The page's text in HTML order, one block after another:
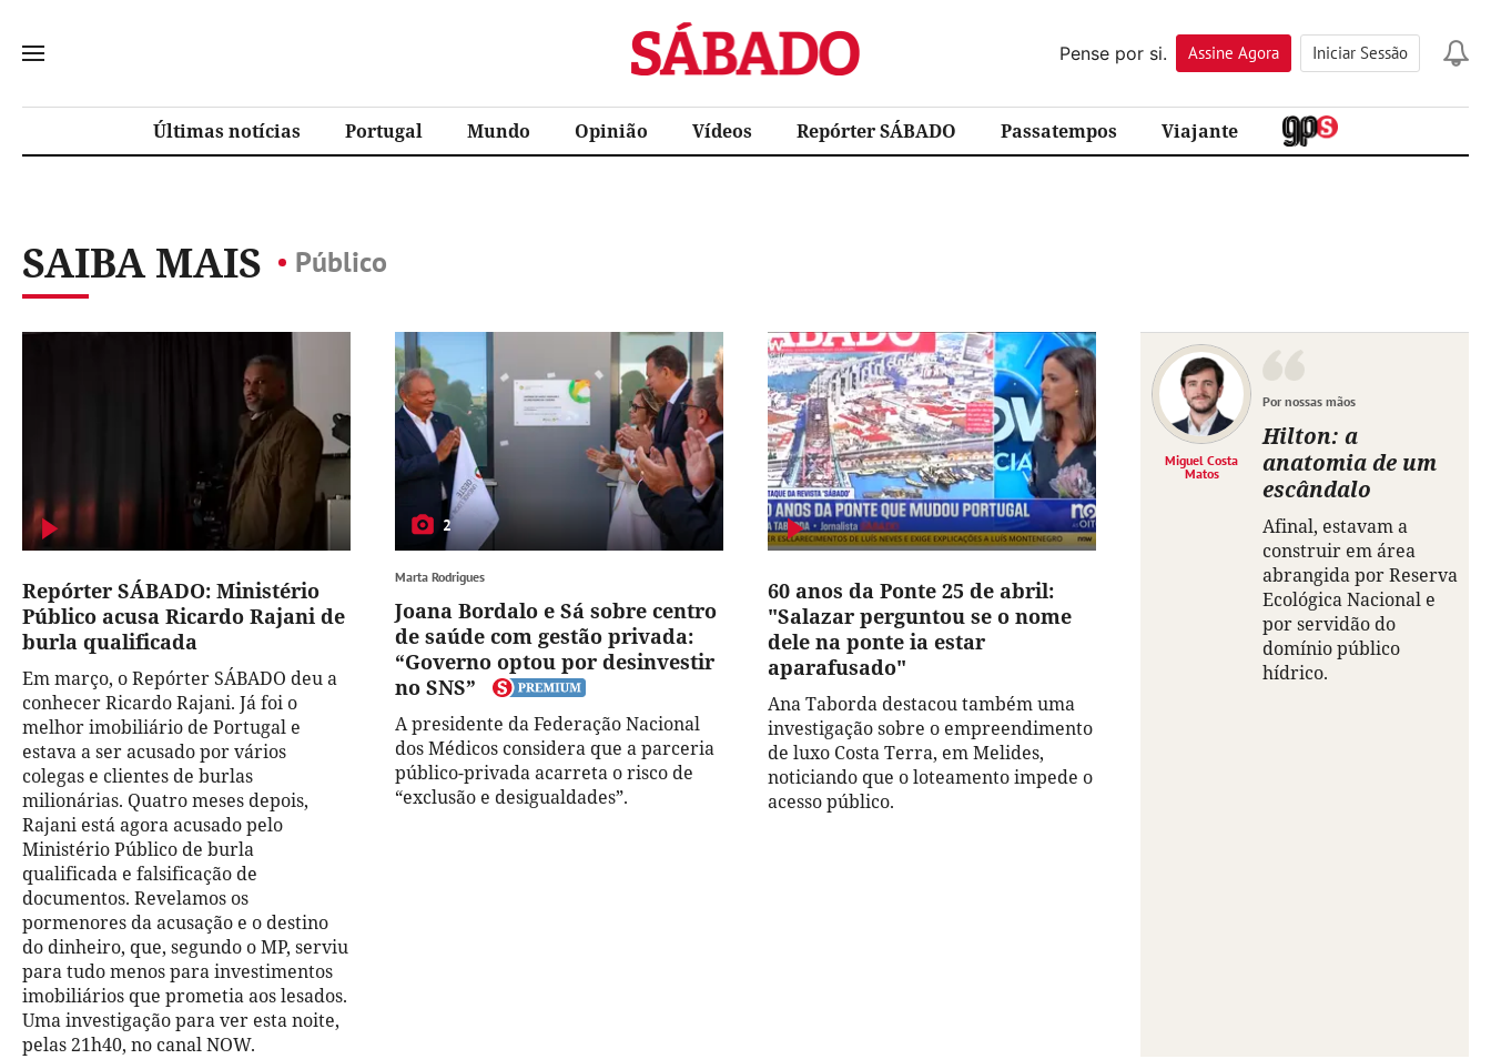
Sábado
Pense por si.
Assine Agora Iniciar Sessão
Últimas notícias Portugal Mundo Opinião Vídeos Repórter SÁBADO Passatempos Viajante
SAIBA MAIS Público
Repórter SÁBADO: Ministério
Público acusa Ricardo Rajani de
burla qualificada
Em março, o Repórter SÁBADO deu a
conhecer Ricardo Rajani. Já foi o
melhor imobiliário de Portugal e
estava a ser acusado por vários
colegas e clientes de burlas
milionárias. Quatro meses depois,
Rajani está agora acusado pelo
Ministério Público de burla
qualificada e falsificação de
documentos. Revelamos os
pormenores da acusação e o destino
do dinheiro, que, segundo o MP, serviu
para tudo menos para investimentos
imobiliários que prometia aos lesados.
Uma investigação para ver esta noite,
pelas 21h40, no canal NOW.
2
Marta Rodrigues
Joana Bordalo e Sá sobre centro
de saúde com gestão privada:
“Governo optou por desinvestir
no SNS”
A presidente da Federação Nacional
dos Médicos considera que a parceria
público-privada acarreta o risco de
“exclusão e desigualdades”.
60 anos da Ponte 25 de abril:
"Salazar perguntou se o nome
dele na ponte ia estar
aparafusado"
Ana Taborda destacou também uma
investigação sobre o empreendimento
de luxo Costa Terra, em Melides,
noticiando que o loteamento impede o
acesso público.
Miguel Costa
Matos
Por nossas mãos
Hilton: a
anatomia de um
escândalo
Afinal, estavam a
construir em área
abrangida por Reserva
Ecológica Nacional e
por servidão do
domínio público
hídrico.